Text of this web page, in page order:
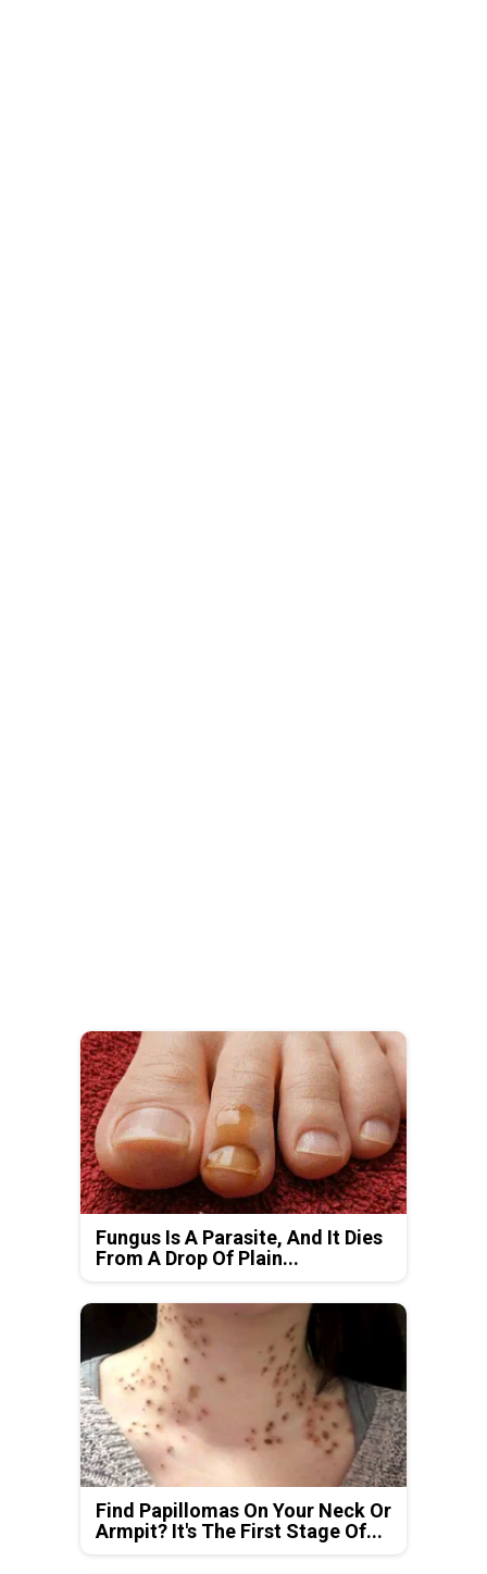
Fungus Is A Parasite, And It Dies
From A Drop Of Plain...
Find Papillomas On Your Neck Or
Armpit? It's The First Stage Of...